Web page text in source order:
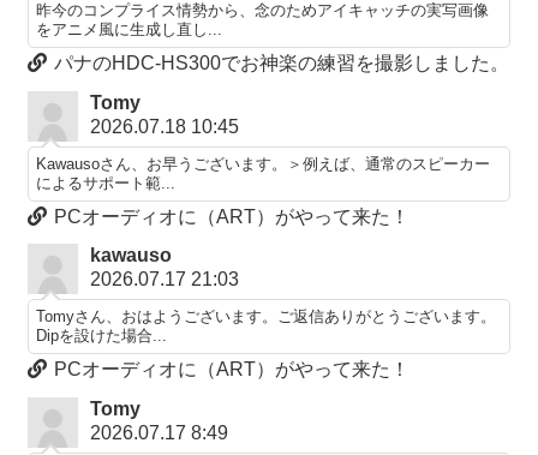
昨今のコンプライス情勢から、念のためアイキャッチの実写画像
をアニメ風に生成し直し...
パナのHDC-HS300でお神楽の練習を撮影しました。
Tomy
2026.07.18 10:45
Kawausoさん、お早うございます。＞例えば、通常のスピーカー
によるサポート範...
PCオーディオに（ART）がやって来た！
kawauso
2026.07.17 21:03
Tomyさん、おはようございます。ご返信ありがとうございます。
Dipを設けた場合...
PCオーディオに（ART）がやって来た！
Tomy
2026.07.17 8:49